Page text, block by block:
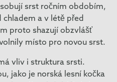
srst ročním obdobím,
chladem a v létě před
proto shazují obzvlášť
místo pro novou srst.
vliv i struktura srsti.
jako je norská lesní kočka